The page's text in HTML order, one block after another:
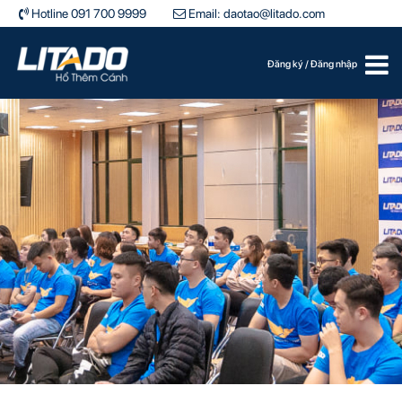
Hotline 091 700 9999 Email: daotao@litado.com
Đăng ký/Đăng nhập